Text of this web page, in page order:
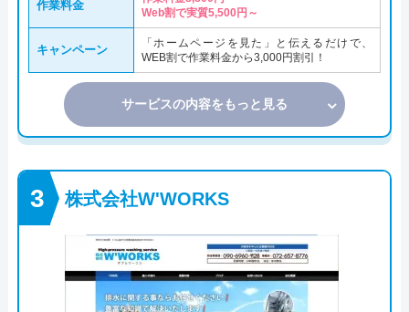
作業料金
Web割で実質5,500円～
キャンペーン
「ホームページを見た」と伝えるだけで、
WEB割で作業料金から3,000円割引！
サービスの内容をもっと見る
株式会社W'WORKS